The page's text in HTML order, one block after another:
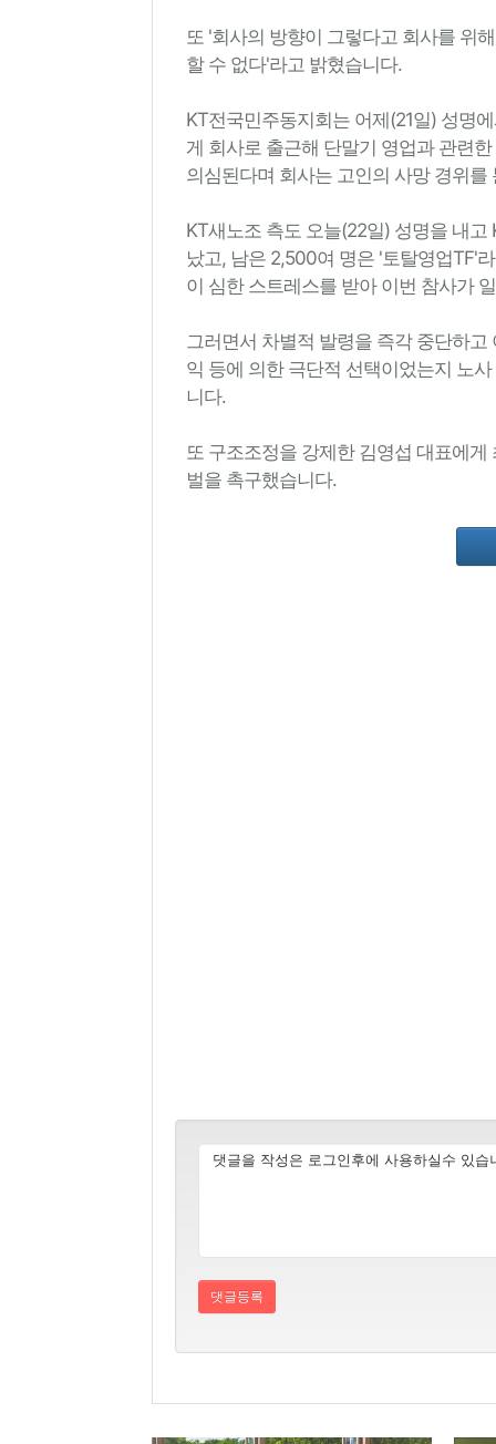
또 '회사의 방향이 그렇다고 회사를 위
할 수 없다'라고 밝혔습니다.
KT전국민주동지회는 어제(21일) 성명
게 회사로 출근해 단말기 영업과 관련
의심된다며 회사는 고인의 사망 경위
KT새노조 측도 오늘(22일) 성명을 내
났고, 남은 2,500여 명은 '토탈영업TF'
이 심한 스트레스를 받아 이번 참사가
그러면서 차별적 발령을 즉각 중단하
익 등에 의한 극단적 선택이었는지 노
니다.
또 구조조정을 강제한 김영섭 대표에
벌을 촉구했습니다.